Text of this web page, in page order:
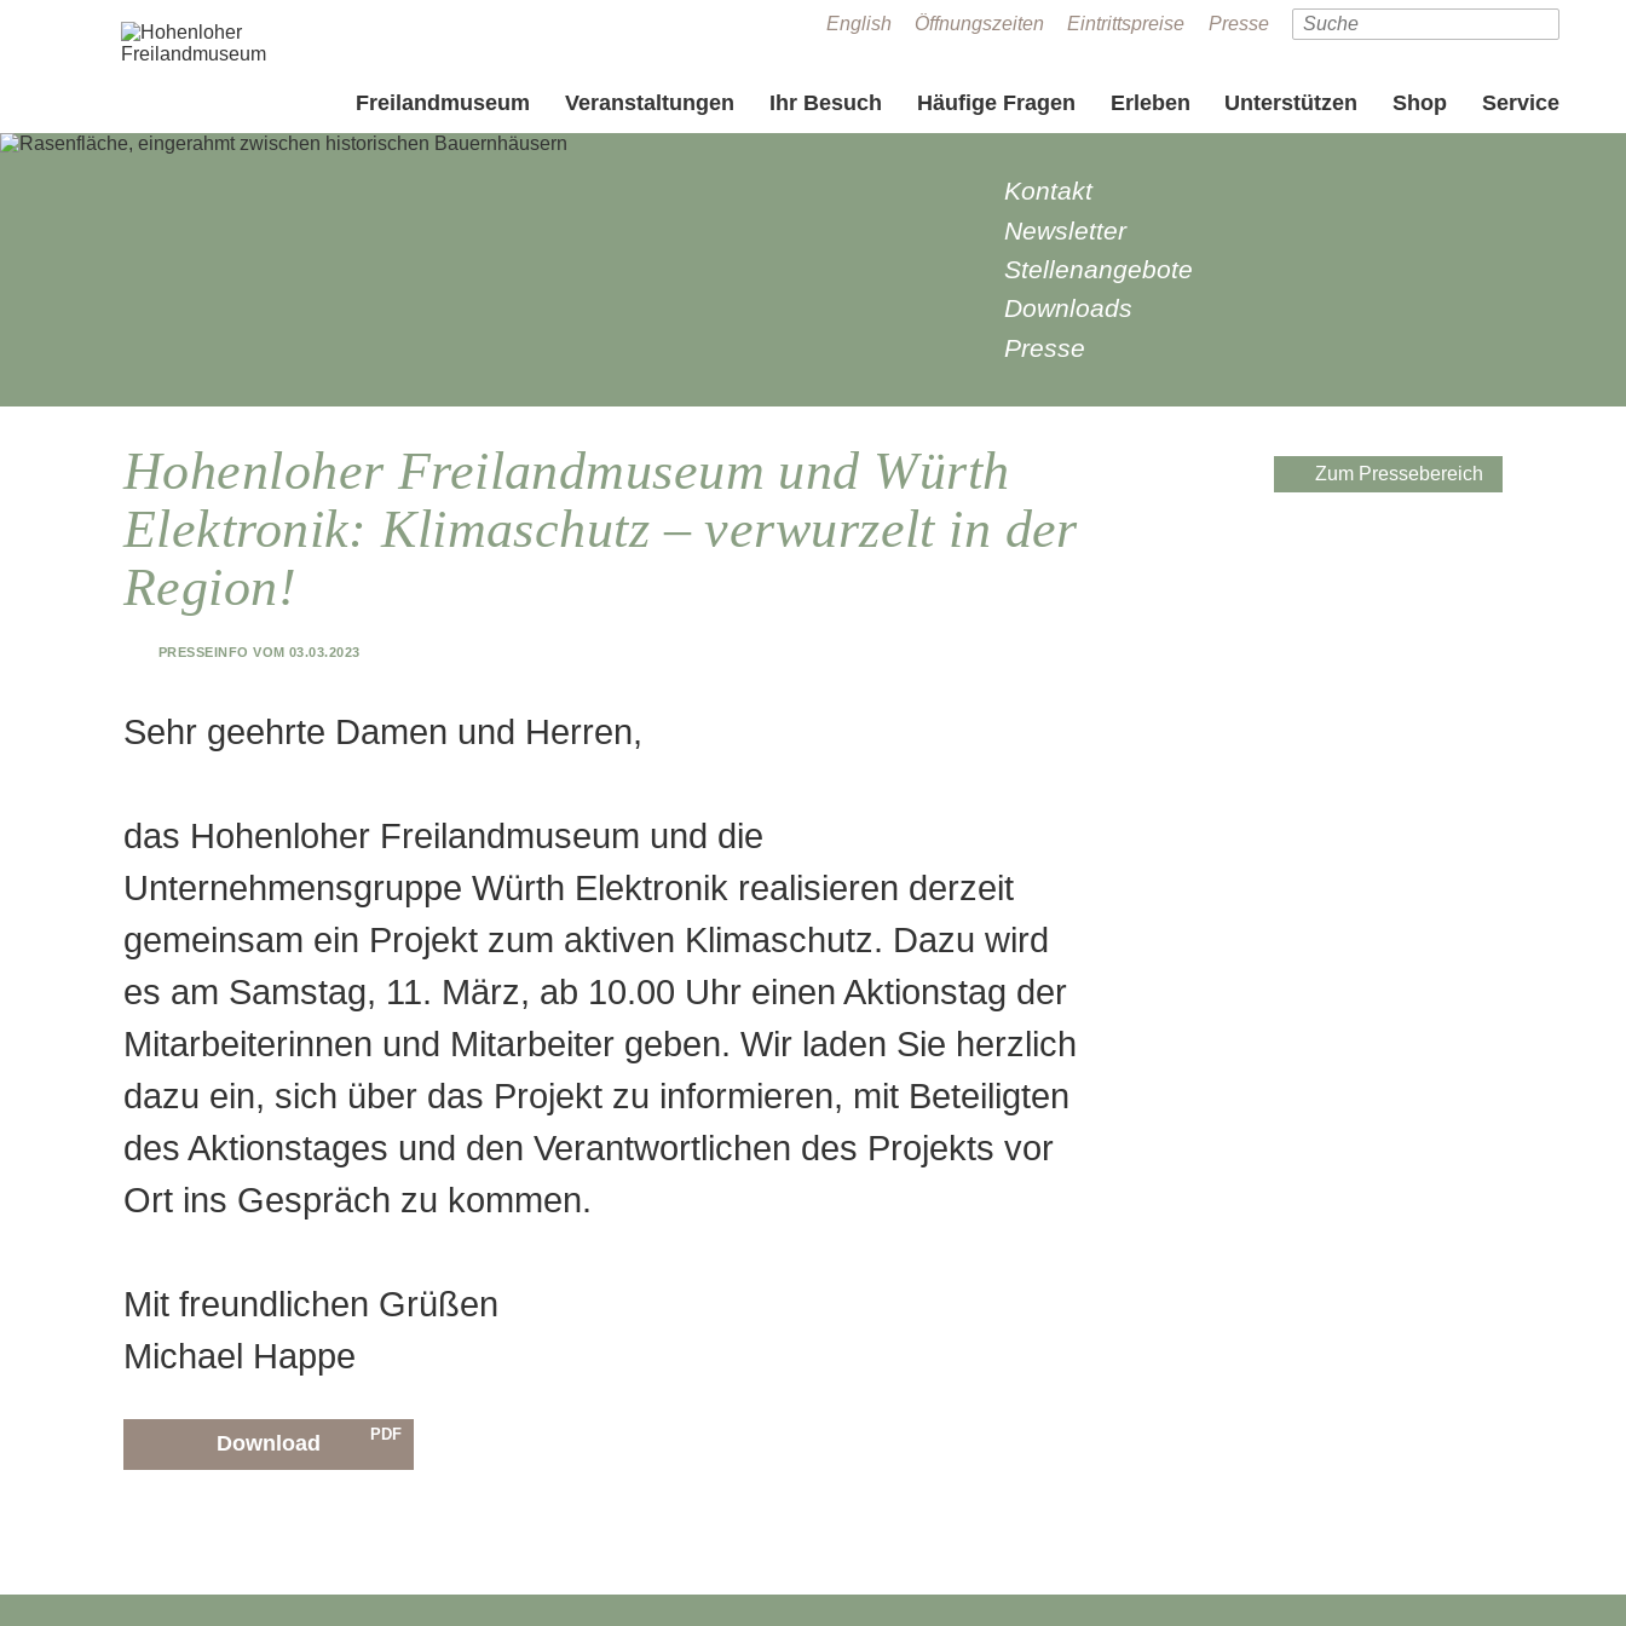
English Öffnungszeiten Eintrittspreise Presse
Freilandmuseum Veranstaltungen Ihr Besuch Häufige Fragen Erleben Unterstützen Shop Service
Kontakt
Newsletter
Stellenangebote
Downloads
Presse
Zum Pressebereich
Hohenloher Freilandmuseum und Würth
Elektronik: Klimaschutz – verwurzelt in der
Region!
Presseinfo vom 03.03.2023
Sehr geehrte Damen und Herren,
das Hohenloher Freilandmuseum und die
Unternehmensgruppe Würth Elektronik realisieren derzeit
gemeinsam ein Projekt zum aktiven Klimaschutz. Dazu wird
es am Samstag, 11. März, ab 10.00 Uhr einen Aktionstag der
Mitarbeiterinnen und Mitarbeiter geben. Wir laden Sie herzlich
dazu ein, sich über das Projekt zu informieren, mit Beteiligten
des Aktionstages und den Verantwortlichen des Projekts vor
Ort ins Gespräch zu kommen.
Mit freundlichen Grüßen
Michael Happe
Download PDF